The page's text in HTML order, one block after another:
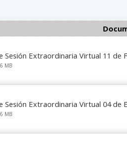
Sesión Extraordinaria Virtual 11 de
MB
Sesión Extraordinaria Virtual 04 de
MB